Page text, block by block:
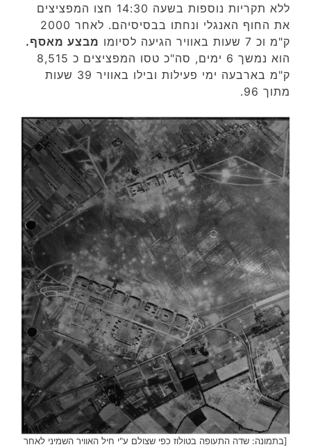
ללא תקריות נוספות בשעה 14:30 חצו המפציצים
את החוף האנגלי ונחתו בבסיסיהם. לאחר 2000
ק"מ וכ 7 שעות באוויר הגיעה לסיומו
מבצע מאסף.
הוא נמשך 6 ימים, סה"כ טסו המפציצים כ 8,515
ק"מ בארבעה ימי פעילות ובילו באוויר 39 שעות
מתוך 96.
[בתמונה: שדה התעופה בטולוז כפי שצולם ע"י חיל האוויר השמיני לאחר